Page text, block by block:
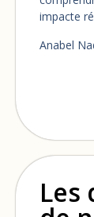
impacte
Anabel
Les